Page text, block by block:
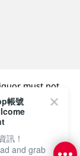
must not
the course of
歲以下人士)
帳號
訊！
and grab